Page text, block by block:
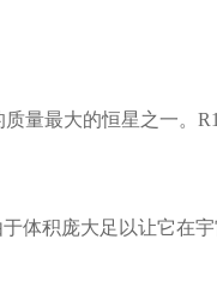
量最大的恒星之一。
体积庞大足以让它在